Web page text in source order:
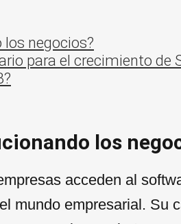
los negocios?
para el crecimiento de
los
acceden al
mundo empresarial. Su